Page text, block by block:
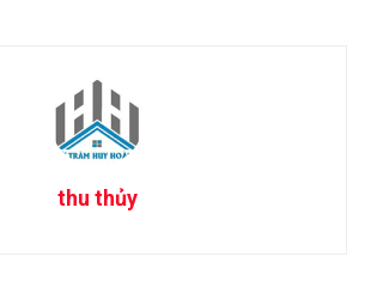
thu thủy